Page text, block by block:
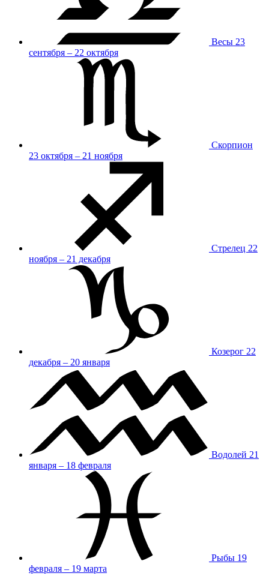
Весы 23
сентября – 22 октября
Скорпион
23 октября – 21 ноября
Стрелец 22
ноября – 21 декабря
Козерог 22
декабря – 20 января
Водолей 21
января – 18 февраля
Рыбы 19
февраля – 19 марта